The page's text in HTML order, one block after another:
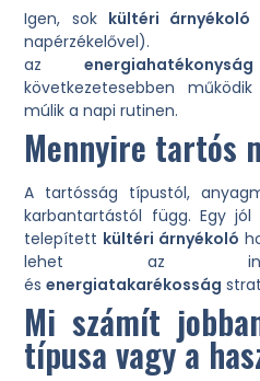
Igen, sok kültéri árnyékoló
az energiahatékonyság
következetesebben
múlik a napi rutinen.
Mennyire tartós
A tartósság típustól,
karbantartástól függ. Egy jól
telepített kültéri árnyékoló
lehet az
ésenergiatakarékosság
Mi számít
típusa vagy a